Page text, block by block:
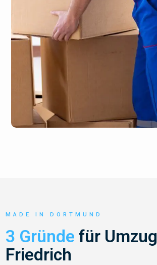
MADE IN DORTMUND
3 Gründe für Umzug
Friedrich